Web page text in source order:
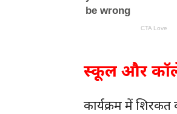
स्कूल और
कार्यक्रम में